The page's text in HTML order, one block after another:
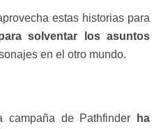
estas historias para
solventar los asuntos
en el otro mundo.
de Pathfinder
ha